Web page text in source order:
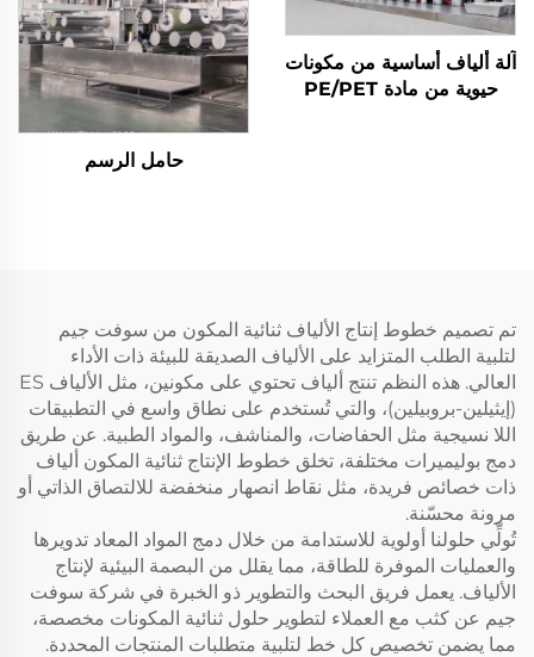
آلة ألياف أساسية من مكونات
حيوية من مادة PE/PET
حامل الرسم
تم تصميم خطوط إنتاج الألياف ثنائية المكون من سوفت جيم
لتلبية الطلب المتزايد على الألياف الصديقة للبيئة ذات الأداء
العالي. هذه النظم تنتج ألياف تحتوي على مكونين، مثل الألياف ES
(إيثيلين-بروبيلين)، والتي تُستخدم على نطاق واسع في التطبيقات
اللا نسيجية مثل الحفاضات، والمناشف، والمواد الطبية. عن طريق
دمج بوليميرات مختلفة، تخلق خطوط الإنتاج ثنائية المكون ألياف
ذات خصائص فريدة، مثل نقاط انصهار منخفضة للالتصاق الذاتي أو
مرونة محسّنة.
تُولِّي حلولنا أولوية للاستدامة من خلال دمج المواد المعاد تدويرها
والعمليات الموفرة للطاقة، مما يقلل من البصمة البيئية لإنتاج
الألياف. يعمل فريق البحث والتطوير ذو الخبرة في شركة سوفت
جيم عن كثب مع العملاء لتطوير حلول ثنائية المكونات مخصصة،
مما يضمن تخصيص كل خط لتلبية متطلبات المنتجات المحددة.